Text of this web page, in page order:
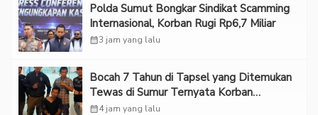
Polda Sumut Bongkar Sindikat Scamming
Internasional, Korban Rugi Rp6,7 Miliar
calendar_month3 jam yang lalu
Bocah 7 Tahun di Tapsel yang Ditemukan
Tewas di Sumur Ternyata Korban
Kekerasan Seksual
calendar_month4 jam yang lalu